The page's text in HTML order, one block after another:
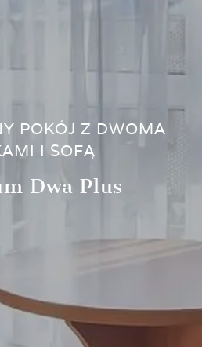
POKÓJ Z DWOMA
I SOFĄ
Dwa Plus